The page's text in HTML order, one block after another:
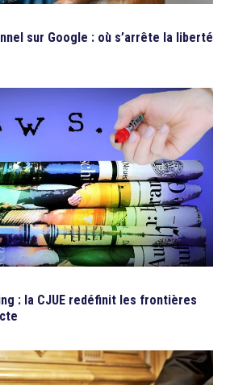
sur Google : où s’arrête la liberté
: la CJUE redéfinit les frontières